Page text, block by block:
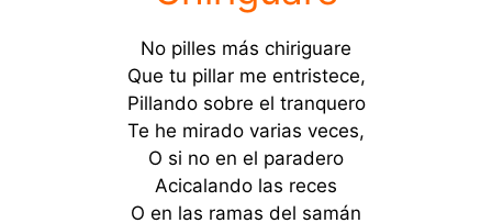
No pilles más chiriguare
Que tu pillar me entristece,
Pillando sobre el tranquero
Te he mirado varias veces,
O si no en el paradero
Acicalando las reces
O en las ramas del samán